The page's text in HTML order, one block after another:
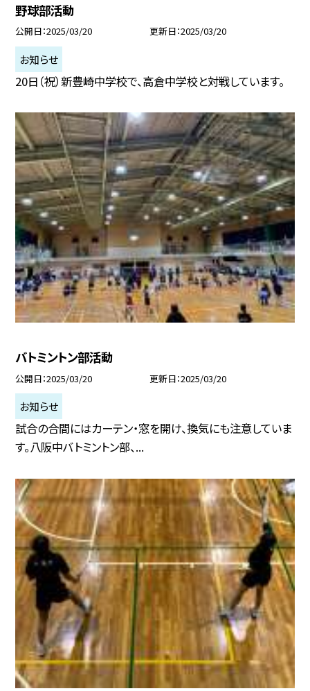
野球部活動
公開日 2025/03/20 更新日 2025/03/20
お知らせ
20日（祝）新豊崎中学校で、高倉中学校と対戦しています。
バトミントン部活動
公開日 2025/03/20 更新日 2025/03/20
お知らせ
試合の合間にはカーテン・窓を開け、換気にも注意していま
す。八阪中バトミントン部、...